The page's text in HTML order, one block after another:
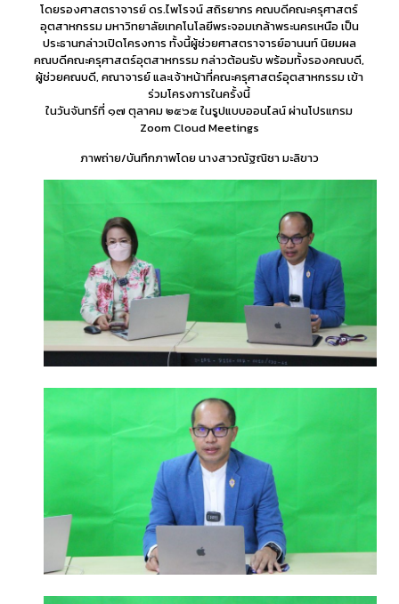
โดยรองศาสตราจารย์ ดร.ไพโรจน์ สถิรยากร คณบดีคณะครุศาสตร์
อุตสาหกรรม มหาวิทยาลัยเทคโนโลยีพระจอมเกล้าพระนครเหนือ เป็น
ประธานกล่าวเปิดโครงการ ทั้งนี้ผู้ช่วยศาสตราจารย์อานนท์ นิยมผล
คณบดีคณะครุศาสตร์อุตสาหกรรม กล่าวต้อนรับ พร้อมทั้งรองคณบดี,
ผู้ช่วยคณบดี, คณาจารย์ และเจ้าหน้าที่คณะครุศาสตร์อุตสาหกรรม เข้า
ร่วมโครงการในครั้งนี้
ในวันจันทร์ที่ ๑๗ ตุลาคม ๒๕๖๕ ในรูปแบบออนไลน์ ผ่านโปรแกรม
Zoom Cloud Meetings
ภาพถ่าย/บันทึกภาพโดย นางสาวณัฐณิชา มะลิขาว